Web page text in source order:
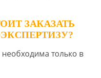
ЗАКАЗАТЬ
только в